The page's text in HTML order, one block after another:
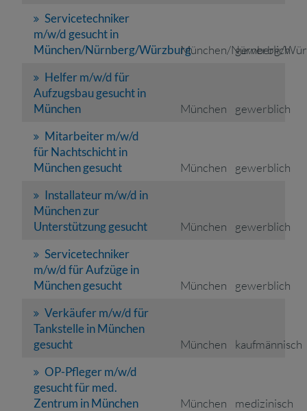
Servicetechniker
m/w/d gesucht in
München/Nürnberg/WürzburgMünchen/Nürnberg/
gewerblich
Helfer m/w/d für
Aufzugsbau gesucht in
München
München
gewerblich
Mitarbeiter m/w/d
für Nachtschicht in
München gesucht
München
gewerblich
Installateur m/w/d in
München zur
Unterstützung gesucht
München
gewerblich
Servicetechniker
m/w/d für Aufzüge in
München gesucht
München
gewerblich
Verkäufer m/w/d für
Tankstelle in München
gesucht
München
kaufmännisch
OP-Pfleger m/w/d
gesucht für med.
Zentrum in München
München
medizinisch